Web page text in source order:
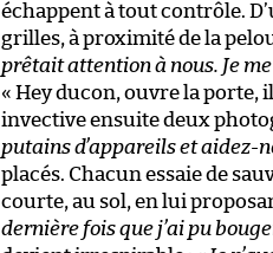
échappent à tout contrôle.
grilles, à proximité de la
prêtait attention à nous. Je
« Hey ducon, ouvre la porte,
invective ensuite deux
putains d’appareils et aidez-
placés. Chacun essaie de
courte, au sol, en lui
dernière fois que j’ai pu